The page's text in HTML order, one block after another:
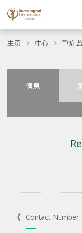
主页 中心 重症
信息
Contact Number